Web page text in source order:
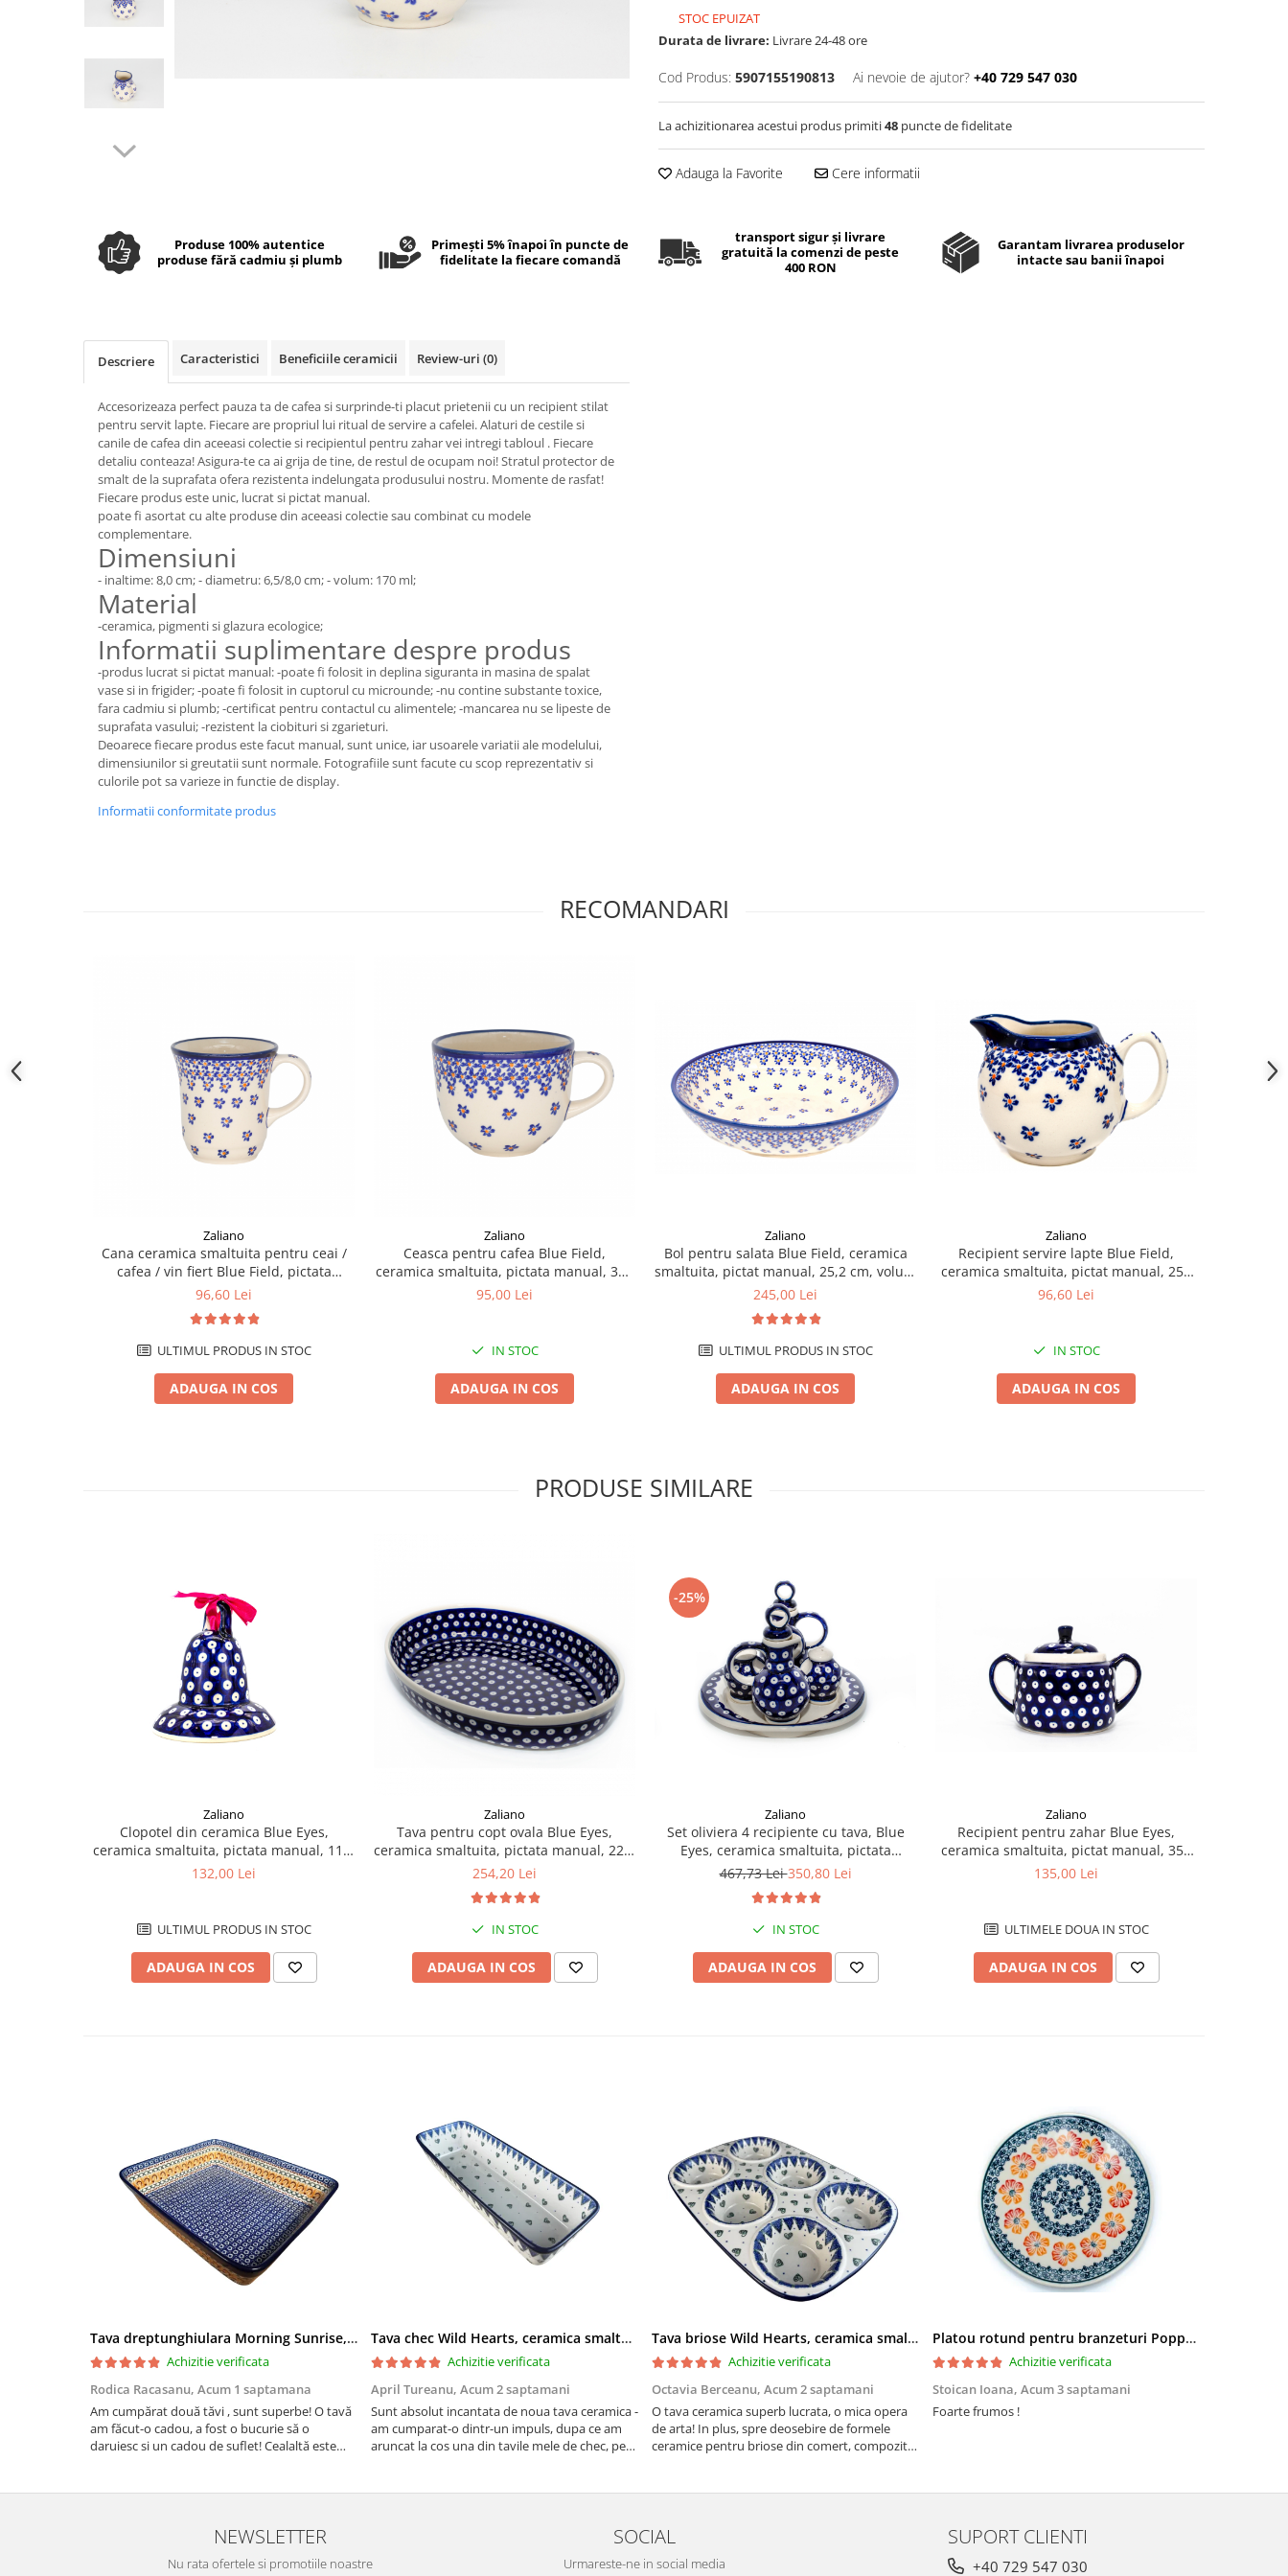
Recipiente depozitare
Colectiile Flowers
Colectia Basket of Blue
Colectii Artistice
Colectia Sweet Dreams
Colectia Little Flowers
Colectia Berries
Colectia Morning Glory
Colectia Blue Sea
Colectia Wild Hearts
Colectia Blue Spring
STOC EPUIZAT
Durata de livrare: Livrare 24-48 ore
Cod Produs: 5907155190813 Ai nevoie de ajutor? +40 729 547 030
La achizitionarea acestui produs primiti48 puncte de fidelitate
Adauga la Favorite Cere informatii
Produse 100% autentice
produse fără cadmiu și plumb
Primești 5% înapoi în puncte de
fidelitate la fiecare comandă
transport sigur și livrare
gratuită la comenzi de peste
400 RON
Garantam livrarea produselor
intacte sau banii înapoi
Descriere Caracteristici Beneficiile ceramicii Review-uri (0)
Accesorizeaza perfect pauza ta de cafea si surprinde-ti placut prietenii cu un recipient stilat
pentru servit lapte. Fiecare are propriul lui ritual de servire a cafelei. Alaturi de cestile si
canile de cafea din aceeasi colectie si recipientul pentru zahar vei intregi tabloul . Fiecare
detaliu conteaza! Asigura-te ca ai grija de tine, de restul de ocupam noi! Stratul protector de
smalt de la suprafata ofera rezistenta indelungata produsului nostru. Momente de rasfat!
Fiecare produs este unic, lucrat si pictat manual.
poate fi asortat cu alte produse din aceeasi colectie sau combinat cu modele
complementare.
Dimensiuni
- inaltime: 8,0 cm; - diametru: 6,5/8,0 cm; - volum: 170 ml;
Material
-ceramica, pigmenti si glazura ecologice;
Informatii suplimentare despre produs
-produs lucrat si pictat manual: -poate fi folosit in deplina siguranta in masina de spalat
vase si in frigider; -poate fi folosit in cuptorul cu microunde; -nu contine substante toxice,
fara cadmiu si plumb; -certificat pentru contactul cu alimentele; -mancarea nu se lipeste de
suprafata vasului; -rezistent la ciobituri si zgarieturi.
Deoarece fiecare produs este facut manual, sunt unice, iar usoarele variatii ale modelului,
dimensiunilor si greutatii sunt normale. Fotografiile sunt facute cu scop reprezentativ si
culorile pot sa varieze in functie de display.
Informatii conformitate produs
RECOMANDARI
Zaliano
Cana ceramica smaltuita pentru ceai /
cafea / vin fiert Blue Field, pictata
manual, 300 ml
96,60 Lei
ULTIMUL PRODUS IN STOC
ADAUGA IN COS
Zaliano
Ceasca pentru cafea Blue Field,
ceramica smaltuita, pictata manual, 350
ml
95,00 Lei
IN STOC
ADAUGA IN COS
Zaliano
Bol pentru salata Blue Field, ceramica
smaltuita, pictat manual, 25,2 cm, volum
1,4 L
245,00 Lei
ULTIMUL PRODUS IN STOC
ADAUGA IN COS
Zaliano
Recipient servire lapte Blue Field,
ceramica smaltuita, pictat manual, 250
ml
96,60 Lei
IN STOC
ADAUGA IN COS
PRODUSE SIMILARE
Zaliano
Clopotel din ceramica Blue Eyes,
ceramica smaltuita, pictata manual, 11,4
cm
132,00 Lei
ULTIMUL PRODUS IN STOC
ADAUGA IN COS
Zaliano
Tava pentru copt ovala Blue Eyes,
ceramica smaltuita, pictata manual, 22,0
x 31,0 cm, volum 1,6 L
254,20 Lei
IN STOC
ADAUGA IN COS
-25%
Zaliano
Set oliviera 4 recipiente cu tava, Blue
Eyes, ceramica smaltuita, pictata
manual, 22,6/18,4 x 15,0 cm
467,73 Lei350,80 Lei
IN STOC
ADAUGA IN COS
Zaliano
Recipient pentru zahar Blue Eyes,
ceramica smaltuita, pictat manual, 350
ml
135,00 Lei
ULTIMELE DOUA IN STOC
ADAUGA IN COS
Tava dreptunghiulara Morning Sunrise, ceramica smaltuita, pictata manual, 27,0 X 32, 5 cm
Achizitie verificata
Rodica Racasanu, Acum 1 saptamana
Am cumpărat două tăvi , sunt superbe! O tavă
am făcut-o cadou, a fost o bucurie să o
daruiesc si un cadou de suflet! Cealaltă este
Tava chec Wild Hearts, ceramica smaltuita, pictata manual, 31,0 X 12,0 cm
Achizitie verificata
April Tureanu, Acum 2 saptamani
Sunt absolut incantata de noua tava ceramica -
am cumparat-o dintr-un impuls, dupa ce am
aruncat la cos una din tavile mele de chec, pe
plus este tare frumoasa, o ...
Tava briose Wild Hearts, ceramica smaltuita, pictata manual, 29,0 x 20.0 cm
Achizitie verificata
Octavia Berceanu, Acum 2 saptamani
O tava ceramica superb lucrata, o mica opera
de arta! In plus, spre deosebire de formele
ceramice pentru briose din comert, compozitia
Platou rotund pentru branzeturi Poppy Rain, ceramica smaltuita, pictat manual, 16,1 cm
Achizitie verificata
Stoican Ioana, Acum 3 saptamani
Foarte frumos !
NEWSLETTER
Nu rata ofertele si promotiile noastre
SOCIAL
Urmareste-ne in social media
SUPORT CLIENTI
+40 729 547 030